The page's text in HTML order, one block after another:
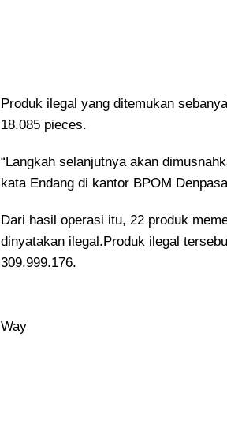
Produk ilegal yang ditemukan
18.085 pieces.
“Langkah selanjutnya akan
kata Endang di kantor BPOM
Dari hasil operasi itu, 22 produk
dinyatakan ilegal.Produk ilegal
309.999.176.
Way